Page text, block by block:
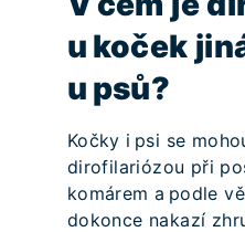
u koček
u psů?
Kočky i psi se
dirofilariózou při
komárem a podle
dokonce nakazí